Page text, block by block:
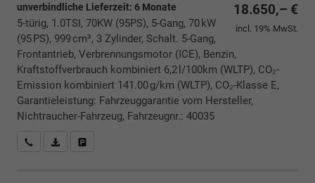
18.650,– €
incl. 19% MwSt.
unverbindliche Lieferzeit: 6 Monate
5-türig, 1.0TSI, 70KW (95PS), 5-Gang, 70 kW
(95 PS), 999 cm³, 3 Zylinder, Schalt. 5-Gang,
Frontantrieb, Verbrennungsmotor (ICE), Benzin,
Kraftstoffverbrauch kombiniert 6,2 l/100km (WLTP), CO₂-
Emission kombiniert 141.00 g/km (WLTP), CO₂-Klasse E,
Garantieleistung: Fahrzeuggarantie vom Hersteller,
Nichtraucher-Fahrzeug, Fahrzeugnr.: 40035
Rückrufbitte absenden
PDF-Datei, Fahrzeugexposé drucken